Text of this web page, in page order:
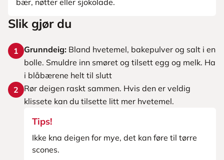
bær, nøtter eller sjokolade.
Slik gjør du
1 Grunndeig: Bland hvetemel, bakepulver og salt i en
bolle. Smuldre inn smøret og tilsett egg og melk. Ha
i blåbærene helt til slutt
2
Rør deigen raskt sammen. Hvis den er veldig
klissete kan du tilsette litt mer hvetemel.
Tips!
Ikke kna deigen for mye, det kan føre til tørre
scones.